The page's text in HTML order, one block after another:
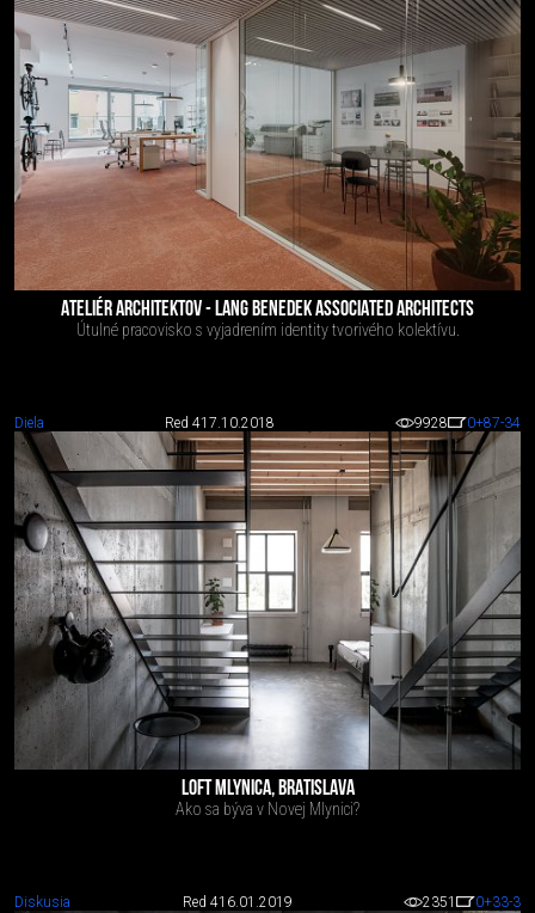
ATELIÉR ARCHITEKTOV - LANG BENEDEK ASSOCIATED ARCHITECTS
Útulné pracovisko s vyjadrením identity tvorivého kolektívu.
Diela Red 417.10.2018 9928 0+87-34
LOFT MLYNICA, BRATISLAVA
Ako sa býva v Novej Mlynici?
Diskusia Red 416.01.2019 2351 0+33-3